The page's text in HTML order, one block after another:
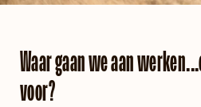
Waar gaan we aan
voor?